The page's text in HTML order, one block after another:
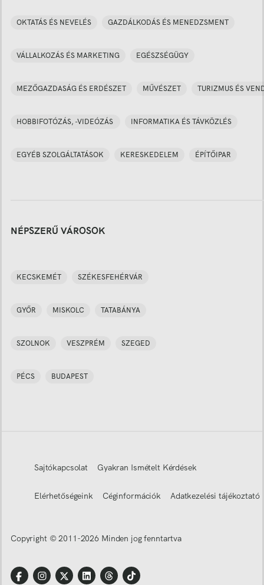
OKTATÁS ÉS NEVELÉS GAZDÁLKODÁS ÉS MENEDZSMENT
VÁLLALKOZÁS ÉS MARKETING EGÉSZSÉGÜGY
MEZŐGAZDASÁG ÉS ERDÉSZET MŰVÉSZET TURIZMUS ÉS
HOBBIFOTÓZÁS, -VIDEÓZÁS INFORMATIKA ÉS TÁVKÖZLÉS
EGYÉB SZOLGÁLTATÁSOK KERESKEDELEM ÉPÍTŐIPAR
NÉPSZERŰ VÁROSOK
KECSKEMÉT SZÉKESFEHÉRVÁR
GYŐR MISKOLC TATABÁNYA
SZOLNOK VESZPRÉM SZEGED
PÉCS BUDAPEST
Sajtókapcsolat Gyakran Ismételt Kérdések
Elérhetőségeink Céginformációk Adatkezelési tájékoztató
Copyright © 2011-2026 Minden jog fenntartva